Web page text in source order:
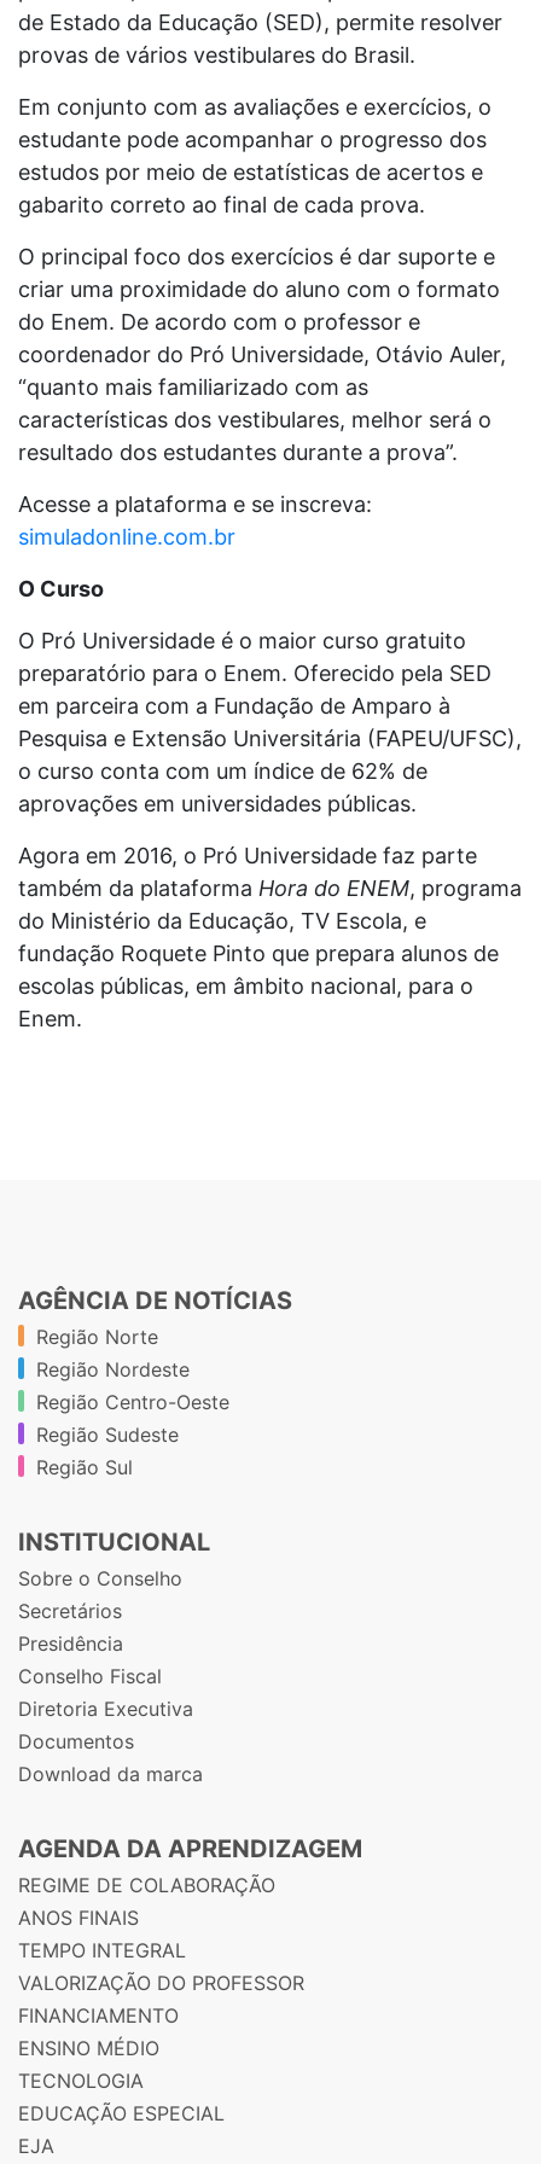
de Estado da Educação (SED), permite resolver
provas de vários vestibulares do Brasil.
Em conjunto com as avaliações e exercícios, o
estudante pode acompanhar o progresso dos
estudos por meio de estatísticas de acertos e
gabarito correto ao final de cada prova.
O principal foco dos exercícios é dar suporte e
criar uma proximidade do aluno com o formato
do Enem. De acordo com o professor e
coordenador do Pró Universidade, Otávio Auler,
“quanto mais familiarizado com as
características dos vestibulares, melhor será o
resultado dos estudantes durante a prova”.
Acesse a plataforma e se inscreva:
simuladonline.com.br
O Curso
O Pró Universidade é o maior curso gratuito
preparatório para o Enem. Oferecido pela SED
em parceira com a Fundação de Amparo à
Pesquisa e Extensão Universitária (FAPEU/UFSC),
o curso conta com um índice de 62% de
aprovações em universidades públicas.
Agora em 2016, o Pró Universidade faz parte
também da plataforma Hora do ENEM, programa
do Ministério da Educação, TV Escola, e
fundação Roquete Pinto que prepara alunos de
escolas públicas, em âmbito nacional, para o
Enem.
AGÊNCIA DE NOTÍCIAS
Região Norte
Região Nordeste
Região Centro-Oeste
Região Sudeste
Região Sul
INSTITUCIONAL
Sobre o Conselho
Secretários
Presidência
Conselho Fiscal
Diretoria Executiva
Documentos
Download da marca
AGENDA DA APRENDIZAGEM
REGIME DE COLABORAÇÃO
ANOS FINAIS
TEMPO INTEGRAL
VALORIZAÇÃO DO PROFESSOR
FINANCIAMENTO
ENSINO MÉDIO
TECNOLOGIA
EDUCAÇÃO ESPECIAL
EJA